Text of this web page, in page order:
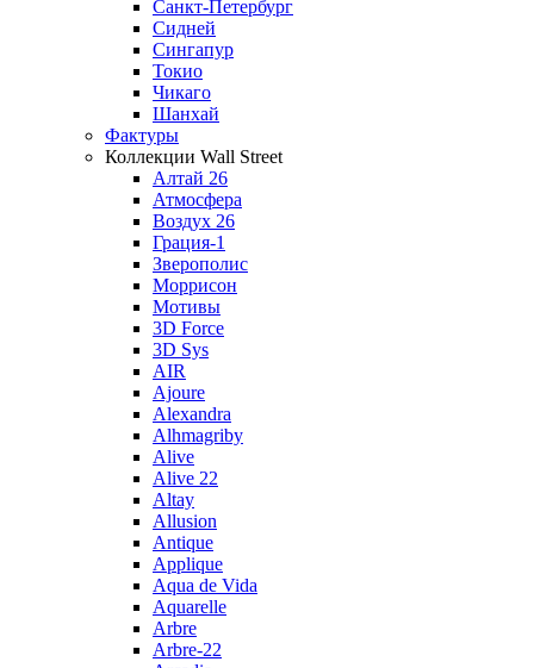
Санкт-Петербург
Сидней
Сингапур
Токио
Чикаго
Шанхай
Фактуры
Коллекции Wall Street
Алтай 26
Атмосфера
Воздух 26
Грация-1
Зверополис
Моррисон
Мотивы
3D Force
3D Sys
AIR
Ajoure
Alexandra
Alhmagriby
Alive
Alive 22
Altay
Allusion
Antique
Applique
Aqua de Vida
Aquarelle
Arbre
Arbre-22